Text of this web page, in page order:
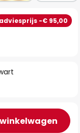
adviesprijs -€ 95,00